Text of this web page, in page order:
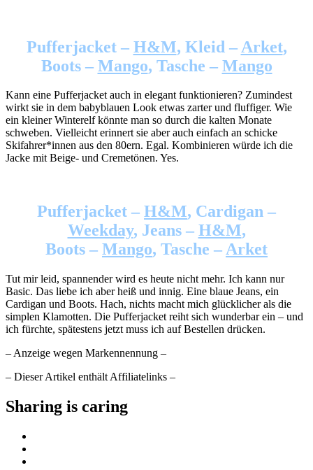
Pufferjacket – H&M, Kleid – Arket,
Boots – Mango, Tasche – Mango
Kann eine Pufferjacket auch in elegant funktionieren? Zumindest
wirkt sie in dem babyblauen Look etwas zarter und fluffiger. Wie
ein kleiner Winterelf könnte man so durch die kalten Monate
schweben. Vielleicht erinnert sie aber auch einfach an schicke
Skifahrer*innen aus den 80ern. Egal. Kombinieren würde ich die
Jacke mit Beige- und Cremetönen. Yes.
Pufferjacket – H&M, Cardigan –
Weekday, Jeans – H&M,
Boots – Mango, Tasche –Arket
Tut mir leid, spannender wird es heute nicht mehr. Ich kann nur
Basic. Das liebe ich aber heiß und innig. Eine blaue Jeans, ein
Cardigan und Boots. Hach, nichts macht mich glücklicher als die
simplen Klamotten. Die Pufferjacket reiht sich wunderbar ein – und
ich fürchte, spätestens jetzt muss ich auf Bestellen drücken.
– Anzeige wegen Markennennung –
– Dieser Artikel enthält Affiliatelinks –
Sharing is caring